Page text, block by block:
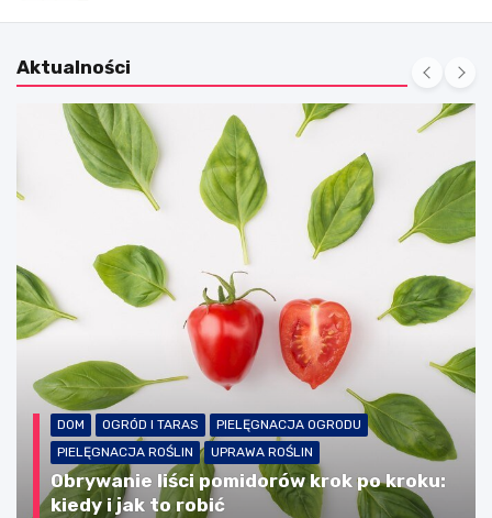
Aktualności
DOM OGRÓD I TARAS
PIELĘGNACJA OGRODU
PIELĘGNACJA ROŚLIN
UPRAWA ROŚLIN
Obrywanie liści pomidorów krok po kroku:
kiedy i jak to robić